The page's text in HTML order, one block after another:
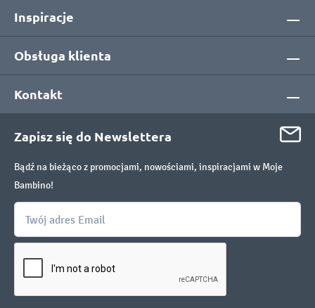
Inspiracje
Obsługa klienta
Kontakt
Zapisz się do Newslettera
Bądź na bieżąco z promocjami, nowościami, inspiracjami w Moje
Bambino!